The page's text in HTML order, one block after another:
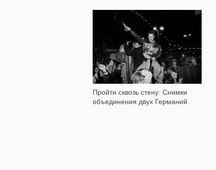
Пройти сквозь стену: Снимки
объединения двух Германий
1 707